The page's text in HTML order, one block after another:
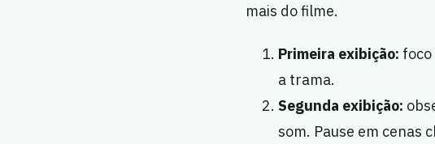
mais do filme.
Primeira exibição:
a trama.
Segunda exibição:
som. Pause em cenas